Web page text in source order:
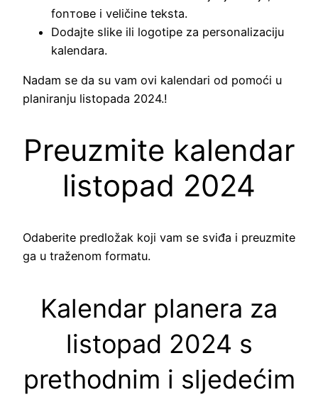
fonтове i veličine teksta.
Dodajte slike ili logotipe za personalizaciju
kalendara.
Nadam se da su vam ovi kalendari od pomoći u
planiranju listopada 2024.!
Preuzmite kalendar
listopad 2024
Odaberite predložak koji vam se sviđa i preuzmite
ga u traženom formatu.
Kalendar planera za
listopad 2024 s
prethodnim i sljedećim